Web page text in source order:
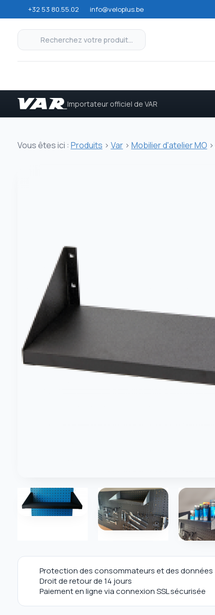
+32 53 80.55.02 info@veloplus.be
Importateur officiel de VAR
Vous êtes ici : Produits > Var> Mobilier d'atelier MO >
Protection des consommateurs et des données
Droit de retour de 14 jours
Paiement en ligne via connexion SSL sécurisée